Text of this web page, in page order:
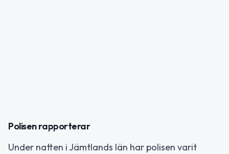
Polisen rapporterar
Under natten i Jämtlands län har polisen varit